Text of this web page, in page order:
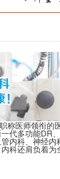
医师领衔的
代多功能DR
内科、神经内
科还肩负着